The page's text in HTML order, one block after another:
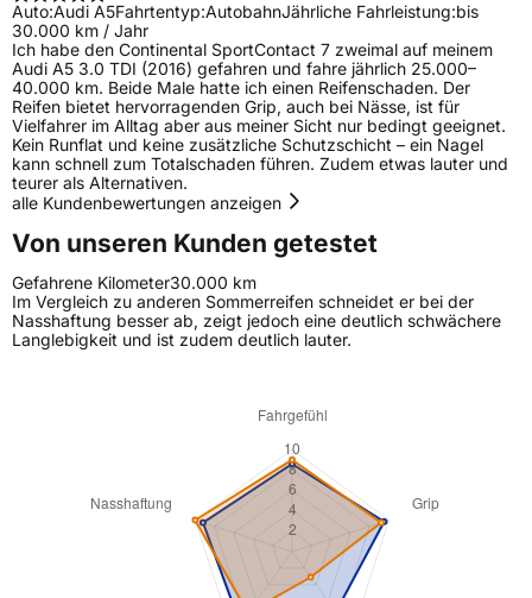
Auto:Audi A5Fahrtentyp:AutobahnJährliche Fahrleistung:bis
30.000 km / Jahr
Ich habe den Continental SportContact 7 zweimal auf meinem
Audi A5 3.0 TDI (2016) gefahren und fahre jährlich 25.000–
40.000 km. Beide Male hatte ich einen Reifenschaden. Der
Reifen bietet hervorragenden Grip, auch bei Nässe, ist für
Vielfahrer im Alltag aber aus meiner Sicht nur bedingt geeignet.
Kein Runflat und keine zusätzliche Schutzschicht – ein Nagel
kann schnell zum Totalschaden führen. Zudem etwas lauter und
teurer als Alternativen.
alle Kundenbewertungen anzeigen
Von unseren Kunden getestet
Gefahrene Kilometer30.000 km
Im Vergleich zu anderen Sommerreifen schneidet er bei der
Nasshaftung besser ab, zeigt jedoch eine deutlich schwächere
Langlebigkeit und ist zudem deutlich lauter.